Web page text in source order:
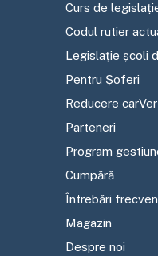
Curs de
Codul rutier
Legislație școli
Pentru Șoferi
Reducere
Parteneri
Program
Cumpără
Întrebări
Magazin
Despre noi